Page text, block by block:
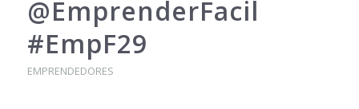
@EmprenderFacil
#EmpF29
EMPRENDEDORES